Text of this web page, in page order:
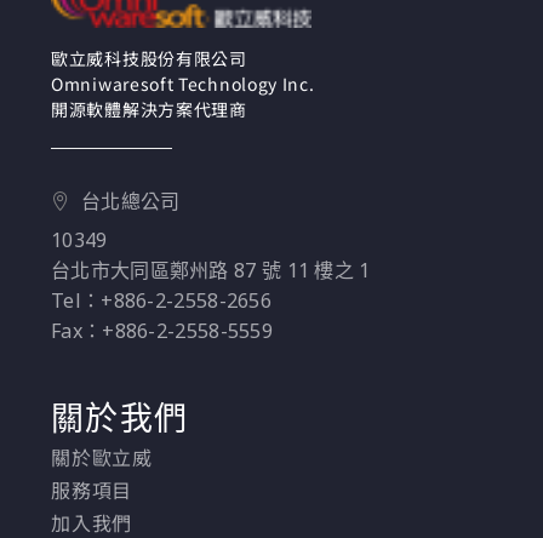
歐立威科技股份有限公司
Omniwaresoft Technology Inc.
開源軟體解決方案代理商
台北總公司
10349
台北市大同區鄭州路 87 號 11 樓之 1
Tel：+886-2-2558-2656
Fax：+886-2-2558-5559
關於我們
關於歐立威
服務項目
加入我們